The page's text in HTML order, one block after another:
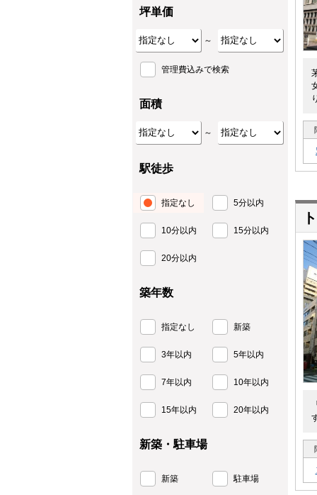
坪単価
～
管理費込みで検索
面積
～
駅徒歩
指定なし 5分以内
10分以内 15分以内
20分以内
築年数
指定なし 新築
3年以内 5年以内
7年以内 10年以内
15年以内 20年以内
新築・駐車場
新築 駐車場